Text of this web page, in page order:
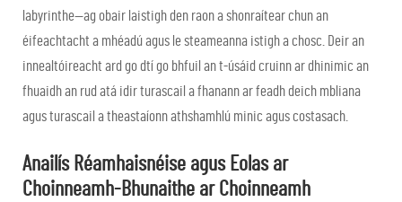
labyrinthe—ag obair laistigh den raon a shonraítear chun an
éifeachtacht a mhéadú agus le steameanna istigh a chosc. Deir an
innealtóireacht ard go dtí go bhfuil an t-úsáid cruinn ar dhinimic an
fhuaidh an rud atá idir turascail a fhanann ar feadh deich mbliana
agus turascail a theastaíonn athshamhlú minic agus costasach.
Anailís Réamhaisnéise agus Eolas ar
Choinneamh-Bhunaithe ar Choinneamh